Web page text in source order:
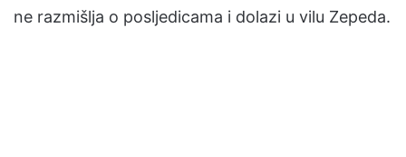
ne razmišlja o posljedicama i dolazi u vilu Zepeda.